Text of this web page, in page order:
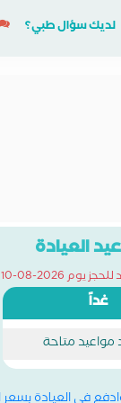
لديك سؤال طبي؟
العيادة
يوم 2026-08-10
غداً
مواعيد متاحة